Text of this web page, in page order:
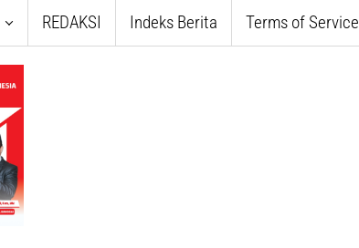
REDAKSI Indeks Berita Terms of Service